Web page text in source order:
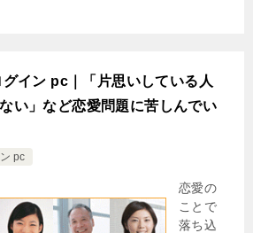
イン pc｜「片思いしている人
い」など恋愛問題に苦しんでい
pc
恋愛の
ことで
落ち込